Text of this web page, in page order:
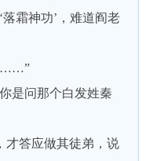
霜神功’，难道阎老
……”
是问那个白发姓秦
答应做其徒弟，说